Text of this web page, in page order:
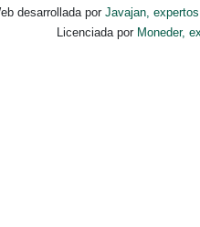
desarrollada por Javajan,
Licenciada por Moneder,